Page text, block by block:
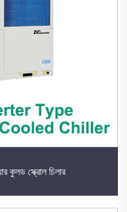
কুলড স্ক্রোল চিলার